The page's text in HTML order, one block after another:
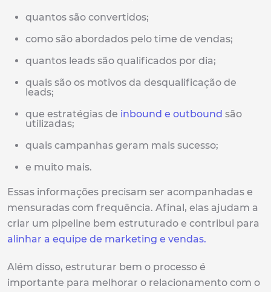
quantos são convertidos;
como são abordados pelo time de vendas;
quantos leads são qualificados por dia;
quais são os motivos da desqualificação de
leads;
que estratégias de inbound e outbound são
utilizadas;
quais campanhas geram mais sucesso;
e muito mais.
Essas informações precisam ser acompanhadas e
mensuradas com frequência. Afinal, elas ajudam a
criar um pipeline bem estruturado e contribui para
alinhar a equipe de marketing e vendas.
Além disso, estruturar bem o processo é
importante para melhorar o relacionamento com o